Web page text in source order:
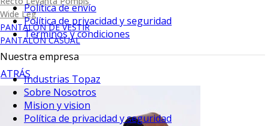
Wide Leg
PANTALÓN DE VESTIR
PANTALÓN CASUAL
ATRÁS
Política de envío
Política de privacidad y seguridad
Terminos y condiciones
Nuestra empresa
Industrias Topaz
Sobre Nosotros
Mision y vision
Política de privacidad y seguridad